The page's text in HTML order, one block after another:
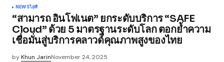
NEWSไอที
“สามารถ อินโฟเนต” ยกระดับบริการ “SAFE
Cloud” ด้วย 5 มาตรฐานระดับโลก ตอกย้ำความ
เชื่อมั่นสู่บริการคลาวด์คุณภาพสูงของไทย
byKhun JarinNovember 24, 2025